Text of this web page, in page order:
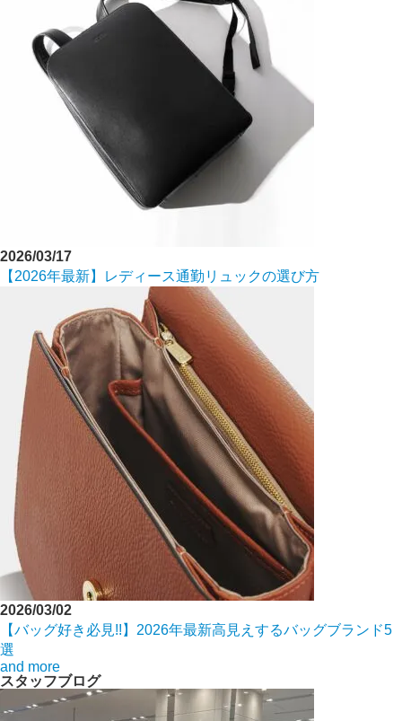
2026/03/17
【2026年最新】レディース通勤リュックの選び方
2026/03/02
【バッグ好き必見!!】2026年最新高見えするバッグブランド5
選
and more
スタッフブログ